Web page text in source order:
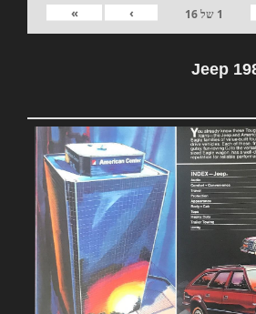
1 של16
›
»